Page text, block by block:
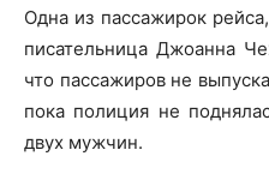
Одна из пассажирок
писательница Джоанна
что пассажиров не
пока полиция не
двух мужчин.